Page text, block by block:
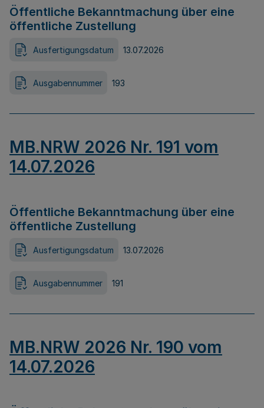
Öffentliche Bekanntmachung über eine
öffentliche Zustellung
Ausfertigungsdatum 13.07.2026
Ausgabennummer 193
MB.NRW 2026 Nr. 191 vom
14.07.2026
Öffentliche Bekanntmachung über eine
öffentliche Zustellung
Ausfertigungsdatum 13.07.2026
Ausgabennummer 191
MB.NRW 2026 Nr. 190 vom
14.07.2026